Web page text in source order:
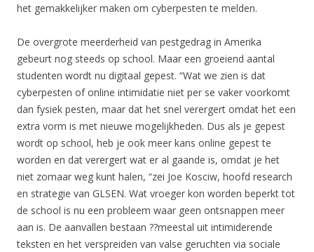
het gemakkelijker maken om cyberpesten te melden.
De overgrote meerderheid van pestgedrag in Amerika
gebeurt nog steeds op school. Maar een groeiend aantal
studenten wordt nu digitaal gepest. “Wat we zien is dat
cyberpesten of online intimidatie niet per se vaker voorkomt
dan fysiek pesten, maar dat het snel verergert omdat het een
extra vorm is met nieuwe mogelijkheden. Dus als je gepest
wordt op school, heb je ook meer kans online gepest te
worden en dat verergert wat er al gaande is, omdat je het
niet zomaar weg kunt halen, “zei Joe Kosciw, hoofd research
en strategie van GLSEN. Wat vroeger kon worden beperkt tot
de school is nu een probleem waar geen ontsnappen meer
aan is. De aanvallen bestaan ??meestal uit intimiderende
teksten en het verspreiden van valse geruchten via sociale